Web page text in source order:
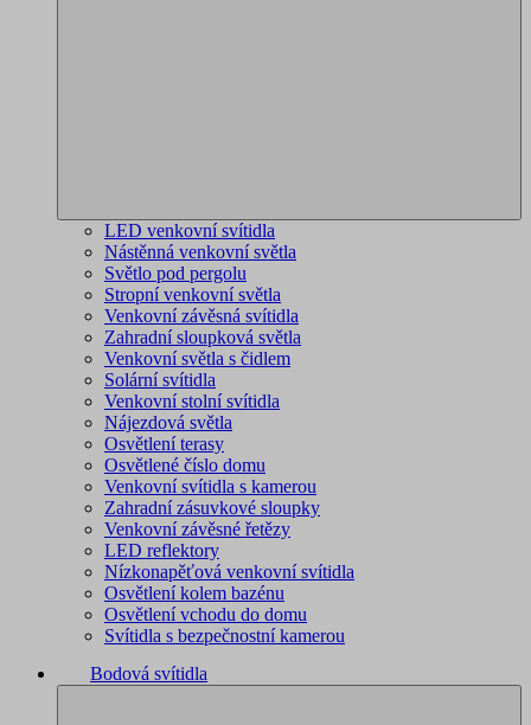
LED venkovní svítidla
Nástěnná venkovní světla
Světlo pod pergolu
Stropní venkovní světla
Venkovní závěsná svítidla
Zahradní sloupková světla
Venkovní světla s čidlem
Solární svítidla
Venkovní stolní svítidla
Nájezdová světla
Osvětlení terasy
Osvětlené číslo domu
Venkovní svítidla s kamerou
Zahradní zásuvkové sloupky
Venkovní závěsné řetězy
LED reflektory
Nízkonapěťová venkovní svítidla
Osvětlení kolem bazénu
Osvětlení vchodu do domu
Svítidla s bezpečnostní kamerou
Bodová svítidla